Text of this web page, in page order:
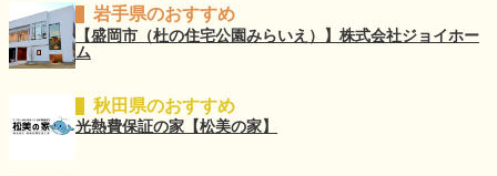
岩手県のおすすめ
【盛岡市（杜の住宅公園みらいえ）】株式会社ジョイホー
ム
秋田県のおすすめ
光熱費保証の家【松美の家】